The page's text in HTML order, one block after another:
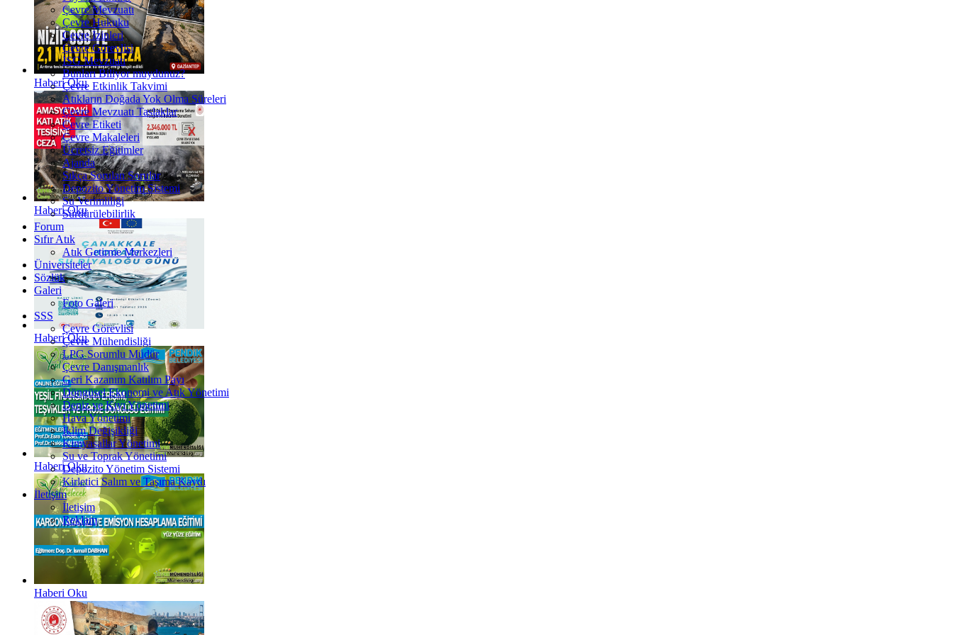
Haberi Oku
Haberi Oku
Haberi Oku
Haberi Oku
Haberi Oku
Çevre Mevzuatı
Çevre Hukuku
Çevre İzinleri
Çevre Görevlisi
İSG Mevzuatı
Bunları Biliyor muydunuz?
Çevre Etkinlik Takvimi
Atıkların Doğada Yok Olma Süreleri
Çevre Mevzuatı Taslaklar
Çevre Etiketi
Çevre Makaleleri
Ücretsiz Eğitimler
Ajanda
Sıkça Sorulan Sorular
Depozito Yönetim Sistemi
Su Verimliliği
Sürdürülebilirlik
Forum
Sıfır Atık
Atık Getirme Merkezleri
Üniversiteler
Sözlük
Galeri
Foto Galeri
SSS
Çevre Görevlisi
Çevre Mühendisliği
LPG Sorumlu Müdür
Çevre Danışmanlık
Geri Kazanım Katılım Payı
Döngüsel Ekonomi ve Atık Yönetimi
Deniz ve Kıyı Yönetimi
Hava Yönetimi
İklim Değişikliği
Kimyasallar Yönetimi
Su ve Toprak Yönetimi
Depozito Yönetim Sistemi
Kirletici Salım ve Taşıma Kaydı
İletişim
İletişim
Reklam